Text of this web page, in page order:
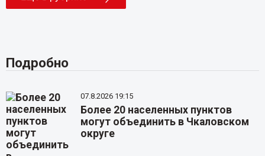
Подробно
07.8.2026 19:15
Более 20 населенных пунктов
могут объединить в Чкаловском
округе